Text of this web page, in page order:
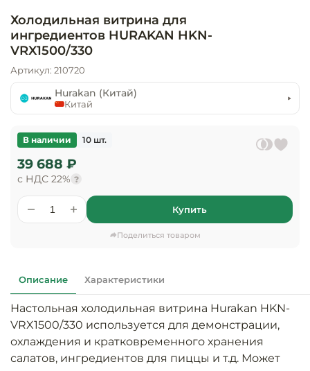
Барное
питания
Оснащение
Оснащение
бытового
Ассортимент и
мерчандайзинг
Разработка
оборудования
Холодильная витрина для
ингредиентов HURAKAN HKN-
VRX1500/330
Артикул: 210720
Hurakan (Китай)
Китай
39 688 ₽
с НДС 22% ?
В наличии 10 шт.
Купить
Поделиться товаром
Описание Характеристики
Настольная холодильная витрина Hurakan HKN-
VRX1500/330 используется для демонстрации,
охлаждения и кратковременного хранения
салатов, ингредиентов для пиццы и т.д. Может